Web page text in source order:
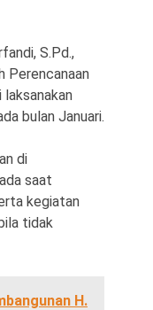
S.Pd.,
Perencanaan
laksanakan
bulan Januari.
di
saat
kegiatan
tidak
H.